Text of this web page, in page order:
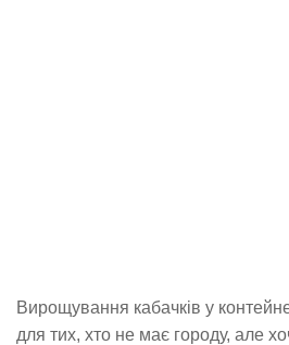
Вирощування кабачків у
для тих, хто не має городу, але